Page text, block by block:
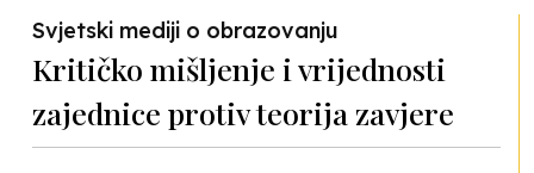
Svjetski mediji o obrazovanju
Kritičko mišljenje i vrijednosti
zajednice protiv teorija zavjere